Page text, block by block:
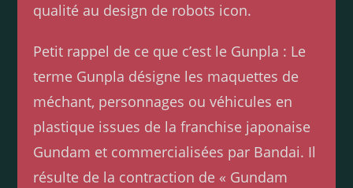
qualité au design de robots icon.
Petit rappel de ce que c’est le Gunpla : Le
terme Gunpla désigne les maquettes de
méchant, personnages ou véhicules en
plastique issues de la franchise japonaise
Gundam et commercialisées par Bandai. Il
résulte de la contraction de « Gundam